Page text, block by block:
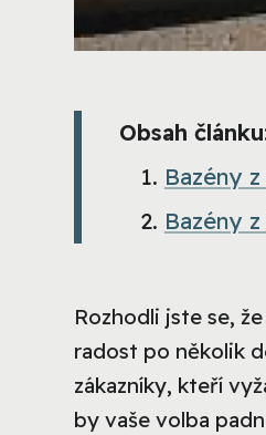
Obsah
Bazény
Bazény
Rozhodli jste se,
radost po několik
zákazníky, kteří
by vaše volba